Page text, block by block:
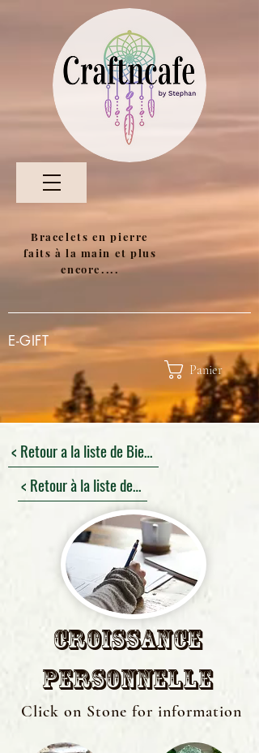
Bracelets en pierre
faits à la main et plus
encore....
Panier
E-GIFT
< Retour a la liste de Bienfaits
< Retour à la liste des pierres
Croissance
personnelle
Click on Stone for information